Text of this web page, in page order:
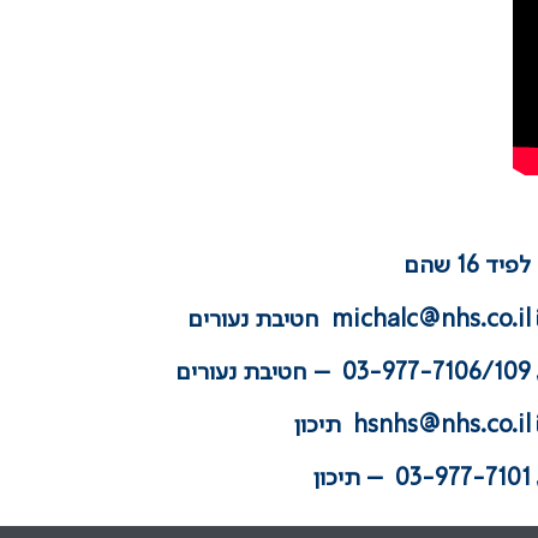
16 שהם
michalc@nhs.co.il חטיבת נעורים
03-977-7106/109 – חטיבת נעורים
hsnhs@nhs.co.il תיכון
03-977-7101 – תיכון